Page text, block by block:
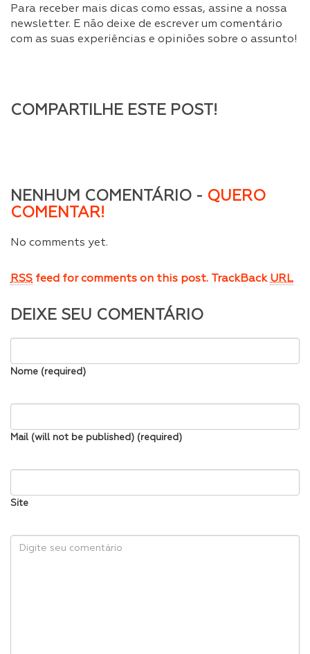
Para receber mais dicas como essas, assine a nossa
newsletter. E não deixe de escrever um comentário
com as suas experiências e opiniões sobre o assunto!
COMPARTILHE ESTE POST!
NENHUM COMENTÁRIO - QUERO
COMENTAR!
No comments yet.
RSS feed for comments on this post. TrackBack URL
DEIXE SEU COMENTÁRIO
Nome (required)
Mail (will not be published) (required)
Site